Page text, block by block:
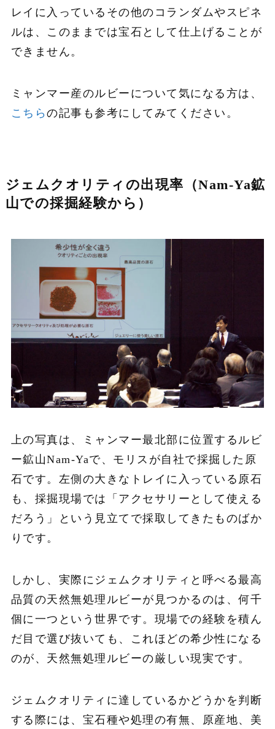
レイに入っているその他のコランダムやスピネ
ルは、このままでは宝石として仕上げることが
できません。
ミャンマー産のルビーについて気になる方は、
こちらの記事も参考にしてみてください。
ジェムクオリティの出現率（Nam-Ya鉱
山での採掘経験から）
上の写真は、ミャンマー最北部に位置するルビ
ー鉱山Nam-Yaで、モリスが自社で採掘した原
石です。左側の大きなトレイに入っている原石
も、採掘現場では「アクセサリーとして使える
だろう」という見立てで採取してきたものばか
りです。
しかし、実際にジェムクオリティと呼べる最高
品質の天然無処理ルビーが見つかるのは、何千
個に一つという世界です。現場での経験を積ん
だ目で選び抜いても、これほどの希少性になる
のが、天然無処理ルビーの厳しい現実です。
ジェムクオリティに達しているかどうかを判断
する際には、宝石種や処理の有無、原産地、美